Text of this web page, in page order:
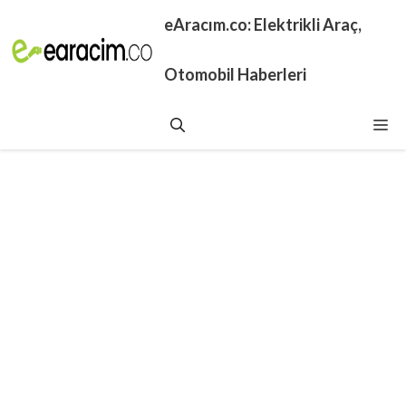
eAracım.co: Elektrikli Araç,
Otomobil Haberleri